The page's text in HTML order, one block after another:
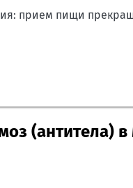
прием пищи
(антитела)